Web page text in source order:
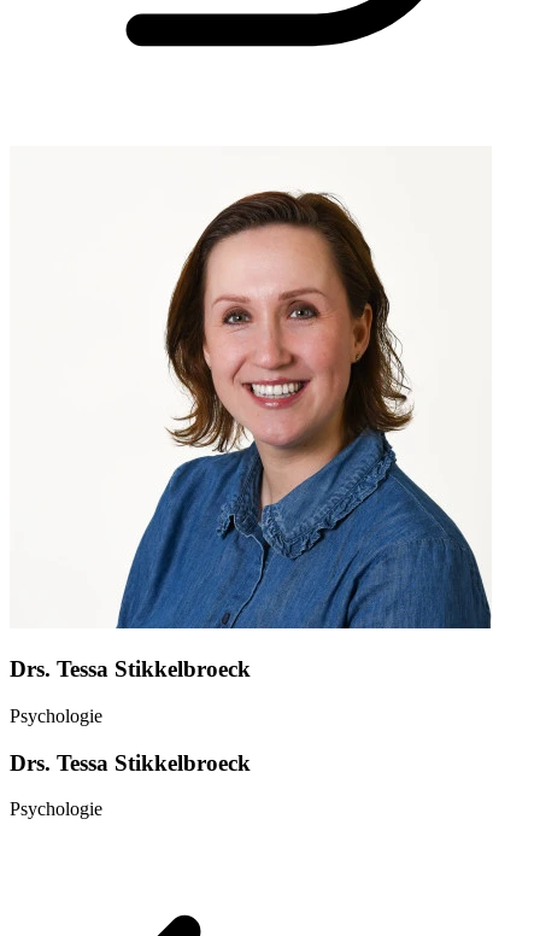
Drs. Tessa Stikkelbroeck
Psychologie
Drs. Tessa Stikkelbroeck
Psychologie